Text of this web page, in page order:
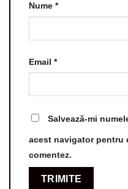
Nume *
Email *
Salvează-mi
acest navigator pentru
comentez.